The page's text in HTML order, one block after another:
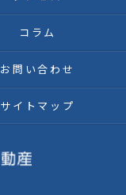
コラム
お問い合わせ
サイトマップ